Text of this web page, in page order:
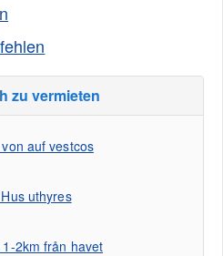
zu vermieten
auf vestcos
uthyres
2km från havet